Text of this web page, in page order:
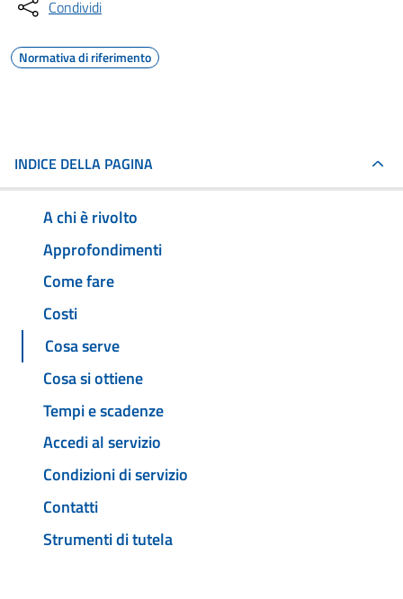
Condividi
Normativa di riferimento
INDICE DELLA PAGINA
A chi è rivolto
Approfondimenti
Come fare
Costi
Cosa serve
Cosa si ottiene
Tempi e scadenze
Accedi al servizio
Condizioni di servizio
Contatti
Strumenti di tutela